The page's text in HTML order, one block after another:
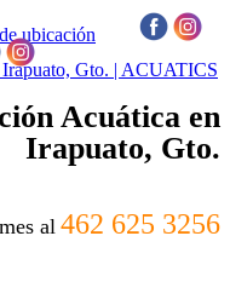
ubicación
Acuática en
Irapuato, Gto.
al 462 625 3256